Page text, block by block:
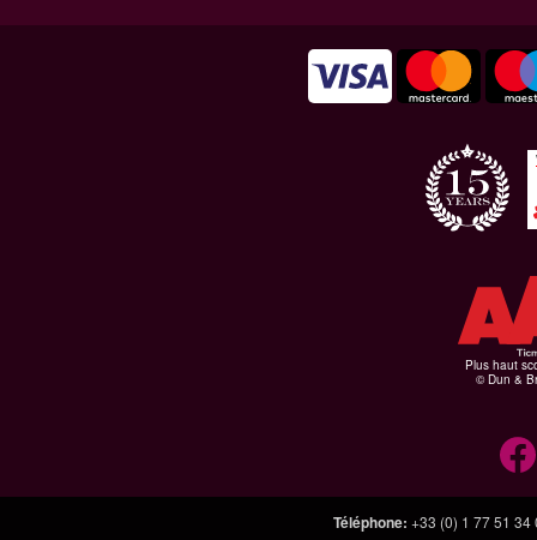
Plus haut
© Dun &
Téléphone: +33 (0) 1 77 51 34